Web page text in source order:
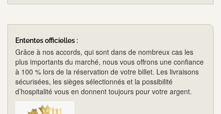
Ententes officielles :
Grâce à nos accords, qui sont dans de nombreux cas les
plus importants du marché, nous vous offrons une confiance
à 100 % lors de la réservation de votre billet. Les livraisons
sécurisées, les sièges sélectionnés et la possibilité
d’hospitalité vous en donnent toujours pour votre argent.